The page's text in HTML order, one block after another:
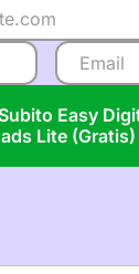
Easy
Lite